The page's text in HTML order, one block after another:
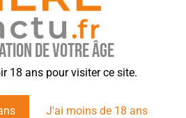
de votre âge
18 ans pour visiter ce site.
J'ai moins de 18 ans